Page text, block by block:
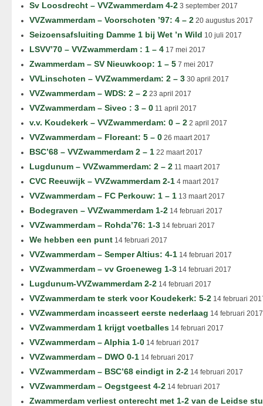
Sv Loosdrecht – VVZwammerdam 4-2 3 september 2017
VVZwammerdam – Voorschoten ’97: 4 – 2 20 augustus 2017
Seizoensafsluiting Damme 1 bij Wet ’n Wild 10 juli 2017
LSVV’70 – VVZwammerdam : 1 – 4 17 mei 2017
Zwammerdam – SV Nieuwkoop: 1 – 5 7 mei 2017
VVLinschoten – VVZwammerdam: 2 – 3 30 april 2017
VVZwammerdam – WDS: 2 – 2 23 april 2017
VVZwammerdam – Siveo : 3 – 0 11 april 2017
v.v. Koudekerk – VVZwammerdam: 0 – 2 2 april 2017
VVZwammerdam – Floreant: 5 – 0 26 maart 2017
BSC’68 – VVZwammerdam 2 – 1 22 maart 2017
Lugdunum – VVZwammerdam: 2 – 2 11 maart 2017
CVC Reeuwijk – VVZwammerdam 2-1 4 maart 2017
VVZwammerdam – FC Perkouw: 1 – 1 13 maart 2017
Bodegraven – VVZwammerdam 1-2 14 februari 2017
VVZwammerdam – Rohda’76: 1-3 14 februari 2017
We hebben een punt 14 februari 2017
VVZwammerdam – Semper Altius: 4-1 14 februari 2017
VVZwammerdam – vv Groeneweg 1-3 14 februari 2017
Lugdunum-VVZwammerdam 2-2 14 februari 2017
VVZwammerdam te sterk voor Koudekerk: 5-2 14 februari
VVZwammerdam incasseert eerste nederlaag 14 februari 2017
VVZwammerdam 1 krijgt voetballes 14 februari 2017
VVZwammerdam – Alphia 1-0 14 februari 2017
VVZwammerdam – DWO 0-1 14 februari 2017
VVZwammerdam – BSC’68 eindigt in 2-2 14 februari 2017
VVZwammerdam – Oegstgeest 4-2 14 februari 2017
Zwammerdam verliest onterecht met 1-2 van de Leidse